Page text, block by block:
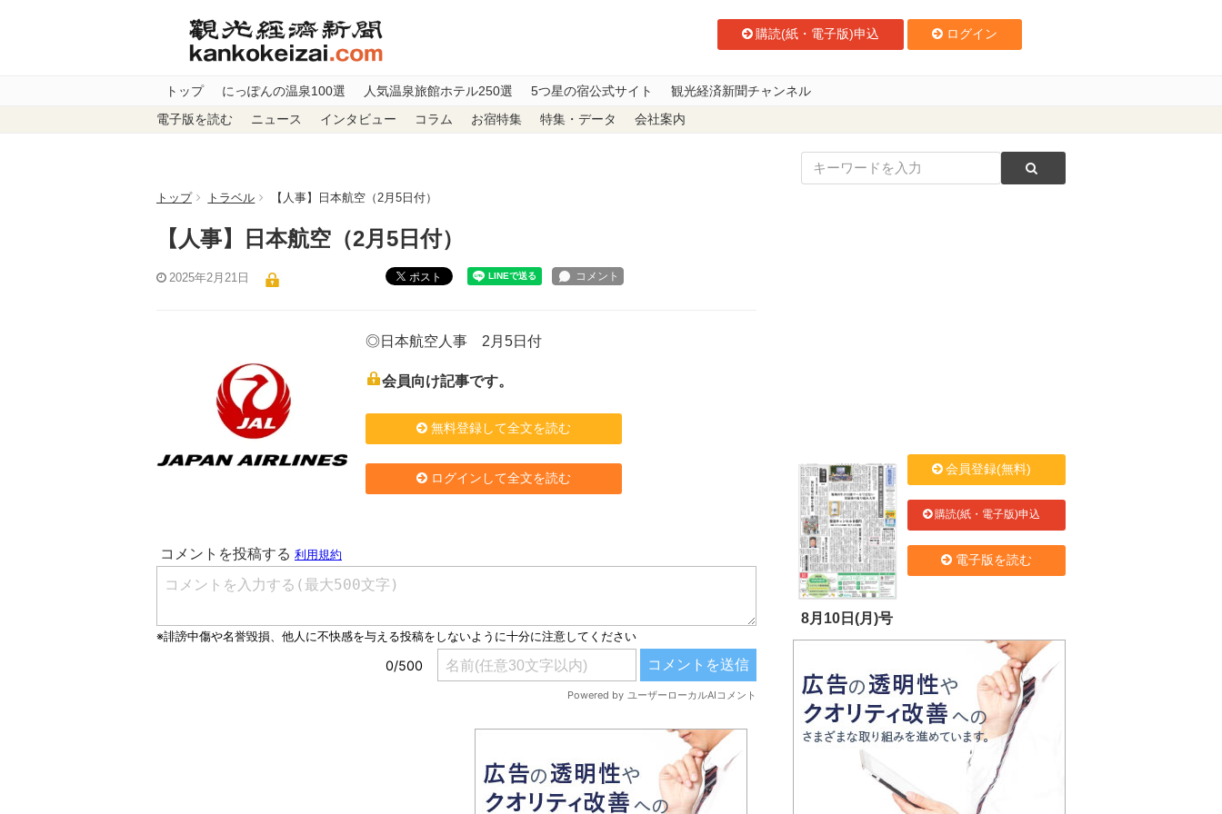
購読(紙・電子版)申込 ログイン
トップ にっぽんの温泉100選 人気温泉旅館ホテル250選 5つ星の宿公式サイト 観光経済新聞チャンネル
電子版を読む ニュース インタビュー コラム お宿特集 特集・データ 会社案内
トップ トラベル 【人事】日本航空（2月5日付）
【人事】日本航空（2月5日付）
2025年2月21日 ポスト
◎日本航空人事 2月5日付
会員向け記事です。
無料登録して全文を読む
ログインして全文を読む
8月10日(月)号
会員登録(無料)
購読(紙・電子版)申込
電子版を読む